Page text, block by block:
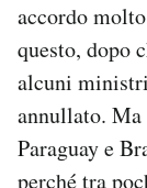
accordo
questo, dopo
alcuni
annullato. Ma
Paraguay e
perché tra